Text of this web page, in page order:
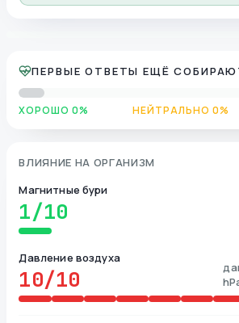
ПЕРВЫЕ ОТВЕТЫ ЕЩЁ
ХОРОШО 0% НЕЙТРАЛЬНО 0%
ВЛИЯНИЕ НА ОРГАНИЗМ
Магнитные бури
1/10
Давление воздуха
10/10